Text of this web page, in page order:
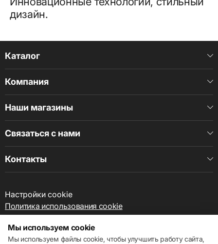
дизайн.
Каталог
Компания
Наши магазины
Связаться с нами
Контакты
Настройки cookie
Политика использования cookie
Мы используем cookie
Мы используем файлы cookie, чтобы улучшить работу сайта,